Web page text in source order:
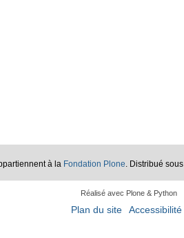
à la Fondation Plone . Distribué sous
Réalisé avec Plone & Python
Plan du site Accessibilité